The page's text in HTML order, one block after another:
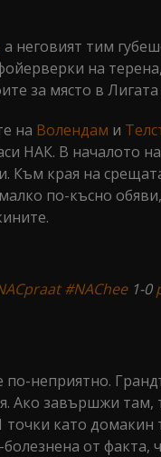
а неговият тим
на
за място в
на Волендам и
НАК. В началото
Към края на
по-късно
#NAChee1-0
неприятно.
Ако завършжи там,
точки като домакин
от факта,